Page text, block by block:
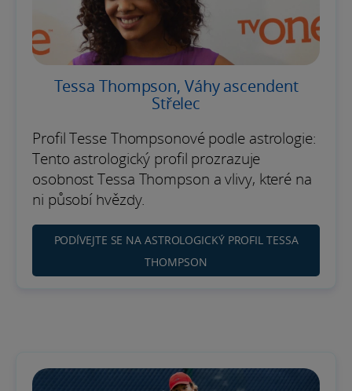
Tessa Thompson, Váhy ascendent
Střelec
Profil Tesse Thompsonové podle astrologie:
Tento astrologický profil prozrazuje
osobnost Tessa Thompson a vlivy, které na
ni působí hvězdy.
PODÍVEJTE SE NA ASTROLOGICKÝ PROFIL TESSA
THOMPSON